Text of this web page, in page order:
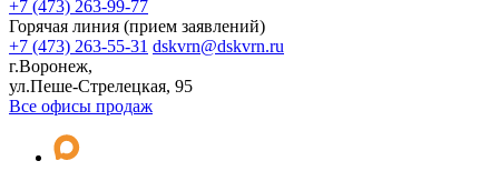
+7 (473) 263-99-77
Горячая линия (прием заявлений)
+7 (473) 263-55-31 dskvrn@dskvrn.ru
г.Воронеж,
ул.Пеше-Стрелецкая, 95
Все офисы продаж